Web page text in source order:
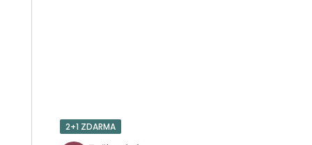
2+1 ZDARMA